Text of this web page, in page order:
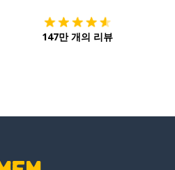
147만 개의 리뷰